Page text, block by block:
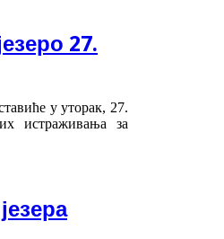
27.
у уторак, 27.
истраживања за